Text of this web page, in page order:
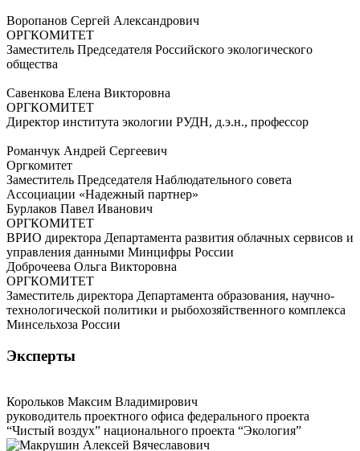
Воропанов Сергей Александрович
ОРГКОМИТЕТ
Заместитель Председателя Российского экологического
общества
Савенкова Елена Викторовна
ОРГКОМИТЕТ
Директор института экологии РУДН, д.э.н., профессор
Романчук Андрей Сергеевич
Оргкомитет
Заместитель Председателя Наблюдательного совета
Ассоциации «Надежный партнер»
Бурлаков Павел Иванович
ОРГКОМИТЕТ
ВРИО директора Департамента развития облачных сервисов и
управления данными Минцифры России
Доброчеева Ольга Викторовна
ОРГКОМИТЕТ
Заместитель директора Департамента образования, научно-
технологической политики и рыбохозяйственного комплекса
Минсельхоза России
Эксперты
Корольков Максим Владимирович
руководитель проектного офиса федерального проекта
“Чистый воздух” национального проекта “Экология”